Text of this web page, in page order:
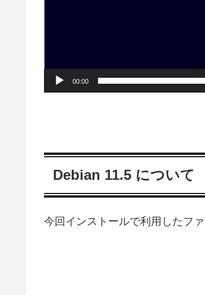
00:00
Debian 11.5 について
今回インストールで利用したフ